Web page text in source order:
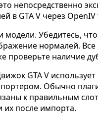
непосредственно
в GTA V через
модели. Убедитесь,
нормалей.
проверьте наличие
GTA V
Обычно
к правильным
их после импорта.